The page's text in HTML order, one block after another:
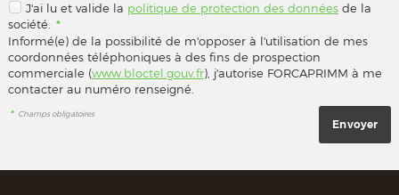
J'ai lu et valide la politique de protection des donnéesde la
société.
*
Informé(e) de la possibilité de m'opposer à l'utilisation de mes
coordonnées téléphoniques à des fins de prospection
commerciale (www.bloctel.gouv.fr), j'autorise FORCAPRIMM à me
contacter au numéro renseigné.
* Champs obligatoires